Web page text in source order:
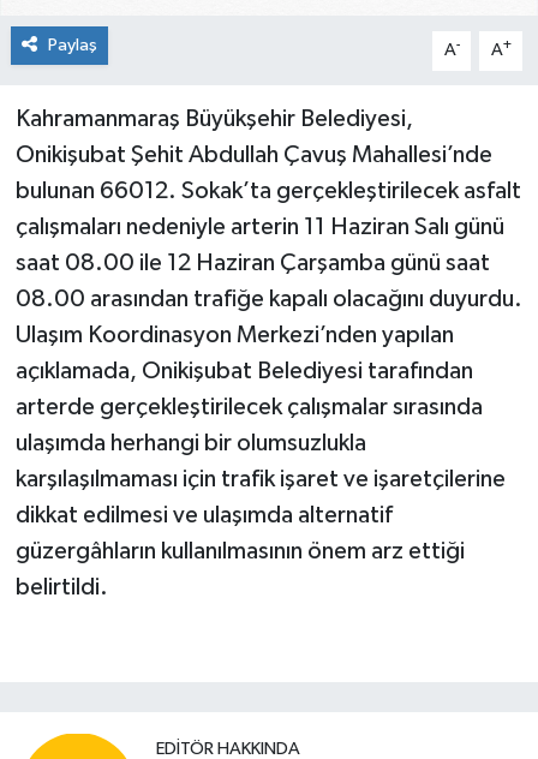
Paylaş A- A+
Kahramanmaraş Büyükşehir Belediyesi,
Onikişubat Şehit Abdullah Çavuş Mahallesi’nde
bulunan 66012. Sokak’ta gerçekleştirilecek asfalt
çalışmaları nedeniyle arterin 11 Haziran Salı günü
saat 08.00 ile 12 Haziran Çarşamba günü saat
08.00 arasından trafiğe kapalı olacağını duyurdu.
Ulaşım Koordinasyon Merkezi’nden yapılan
açıklamada, Onikişubat Belediyesi tarafından
arterde gerçekleştirilecek çalışmalar sırasında
ulaşımda herhangi bir olumsuzlukla
karşılaşılmaması için trafik işaret ve işaretçilerine
dikkat edilmesi ve ulaşımda alternatif
güzergâhların kullanılmasının önem arz ettiği
belirtildi.
EDITÖR HAKKINDA